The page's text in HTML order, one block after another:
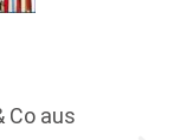
Co aus